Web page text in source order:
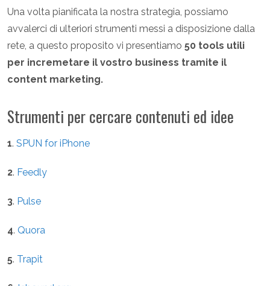
Una volta pianificata la nostra strategia, possiamo
avvalerci di ulteriori strumenti messi a disposizione dalla
rete, a questo proposito vi presentiamo 50 tools utili
per incremetare il vostro business tramite il
content marketing.
Strumenti per cercare contenuti ed idee
1. SPUN for iPhone
2. Feedly
3. Pulse
4. Quora
5. Trapit